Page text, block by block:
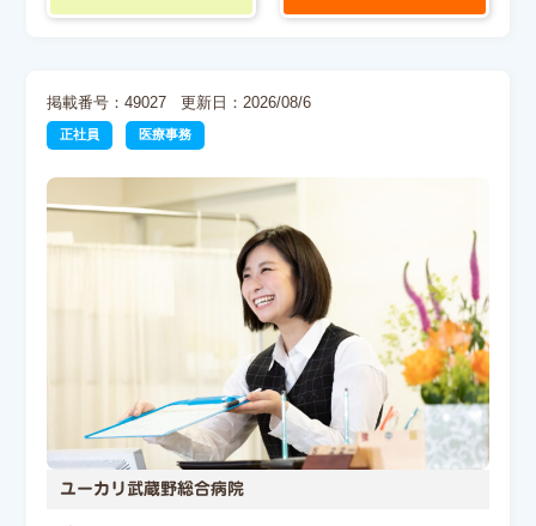
掲載番号：49027 更新日：2026/08/6
正社員 医療事務
ユーカリ武蔵野総合病院